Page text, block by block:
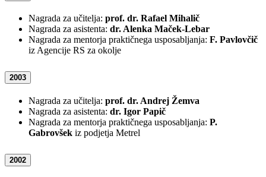
Nagrada za učitelja: prof. dr. Rafael Mihalič
Nagrada za asistenta: dr. Alenka Maček-Lebar
Nagrada za mentorja praktičnega usposabljanja: F. Pavlovčič
iz Agencije RS za okolje
2003
Nagrada za učitelja: prof. dr. Andrej Žemva
Nagrada za asistenta: dr. Igor Papič
Nagrada za mentorja praktičnega usposabljanja: P.
Gabrovšek iz podjetja Metrel
2002